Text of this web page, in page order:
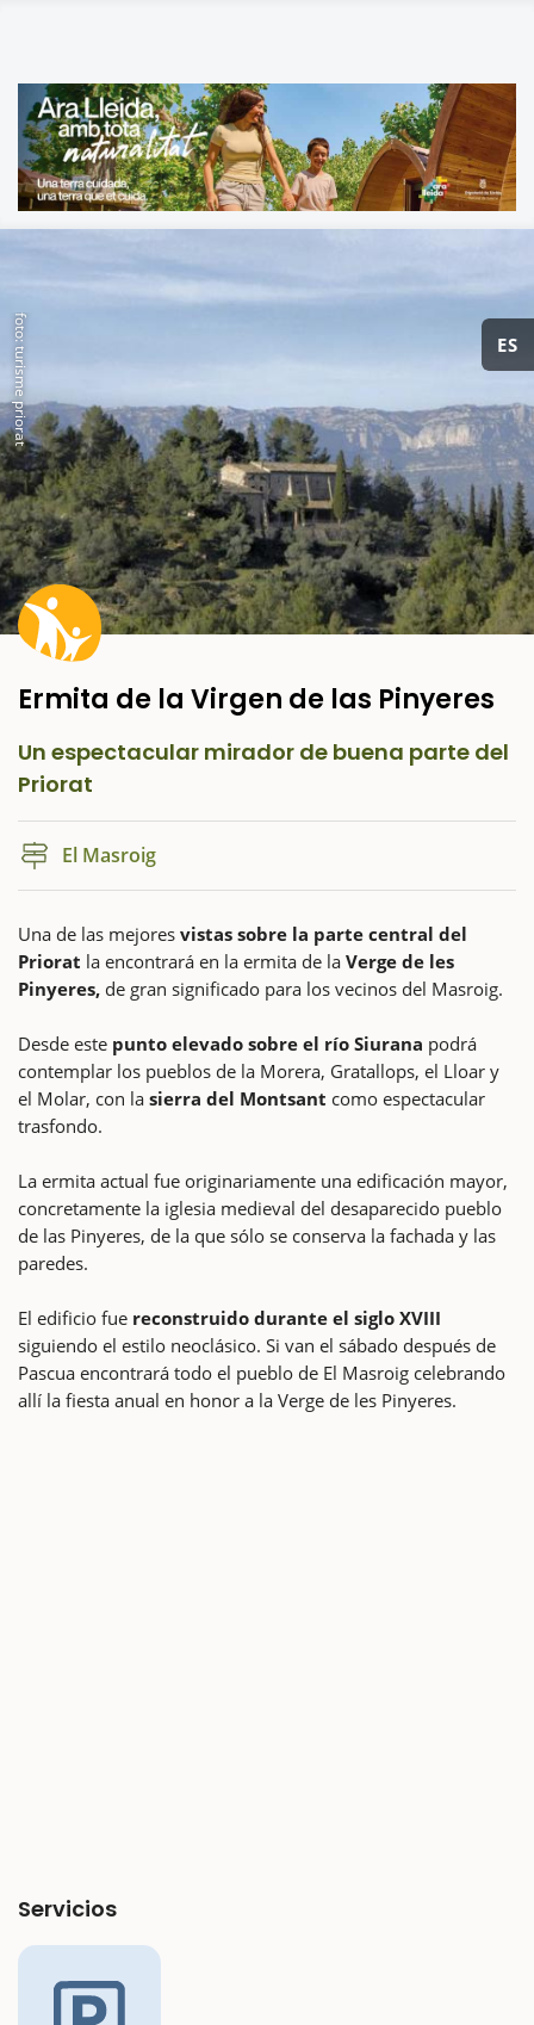
ES
Ermita de la Virgen de las Pinyeres
foto: turisme priorat
Un espectacular mirador de buena parte del
Priorat
El Masroig
Una de las mejores vistas sobre la parte central del
Priorat la encontrará en la ermita de la Verge de les
Pinyeres, de gran significado para los vecinos del Masroig.
Desde este punto elevado sobre el río Siurana podrá
contemplar los pueblos de la Morera, Gratallops, el Lloar y
el Molar, con la sierra del Montsant como espectacular
trasfondo.
La ermita actual fue originariamente una edificación mayor,
concretamente la iglesia medieval del desaparecido pueblo
de las Pinyeres, de la que sólo se conserva la fachada y las
paredes.
El edificio fue reconstruido durante el siglo XVIII
siguiendo el estilo neoclásico. Si van el sábado después de
Pascua encontrará todo el pueblo de El Masroig celebrando
allí la fiesta anual en honor a la Verge de les Pinyeres.
Servicios